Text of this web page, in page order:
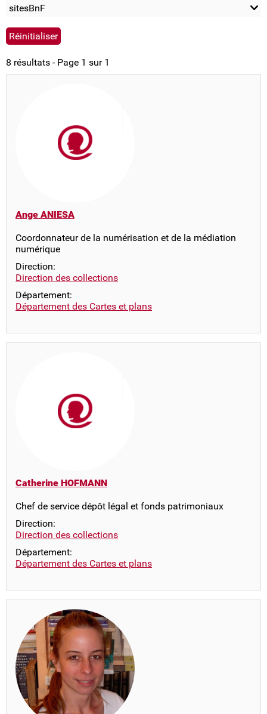
sitesBnF
8 résultats - Page 1 sur 1
Ange ANIESA
Coordonnateur de la numérisation et de la médiation
numérique
Direction:
Direction des collections
Département:
Département des Cartes et plans
Catherine HOFMANN
Chef de service dépôt légal et fonds patrimoniaux
Direction:
Direction des collections
Département:
Département des Cartes et plans